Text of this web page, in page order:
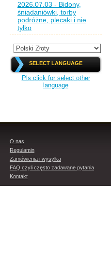
2026.07.03 - Bidony,
śniadaniówki, torby
podróżne, plecaki i nie
tylko
SELECT LANGUAGE
Pls click for select other
language
O nas
Regulamin
Zamówienia i wysyłka
FAQ czyli często zadawane pytania
Kontakt